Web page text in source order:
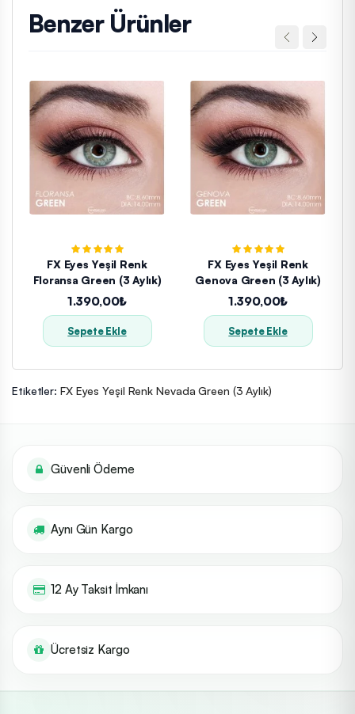
Benzer Ürünler
FX Eyes Yeşil Renk
Floransa Green (3 Aylık)
1.390,00₺
Sepete Ekle
FX Eyes Yeşil Renk
Genova Green (3 Aylık)
1.390,00₺
Sepete Ekle
Etiketler: FX Eyes Yeşil Renk Nevada Green (3 Aylık)
Güvenli Ödeme
Aynı Gün Kargo
12 Ay Taksit İmkanı
Ücretsiz Kargo